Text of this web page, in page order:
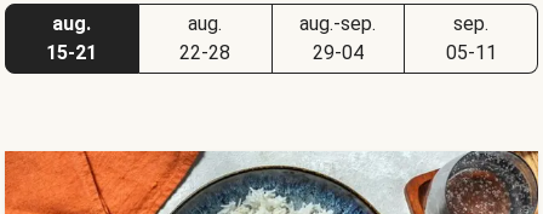
aug.
15-21
aug.
22-28
aug.-sep.
29-04
sep.
05-11